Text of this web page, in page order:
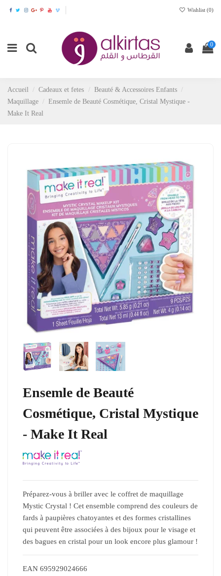
Wishlist (0)
0
Accueil Cadeaux et fetes
Beauté & Accessoires Enfants
Maquillage
Ensemle de Beauté Cosmétique, Cristal Mystique -
Make It Real
Ensemle de Beauté
Cosmétique, Cristal Mystique
- Make It Real
Préparez-vous à briller avec le coffret de maquillage
Mystic Crystal ! Cet ensemble comprend des couleurs de
fards à paupières chatoyantes et des formes cristallines
qui peuvent être associées à des bijoux pour le visage et
des bagues en cristal pour un look encore plus glamour !
EAN 695929024666